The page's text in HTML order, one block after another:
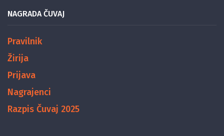
NAGRADA ČUVAJ
Pravilnik
Žirija
Prijava
Nagrajenci
Razpis Čuvaj 2025